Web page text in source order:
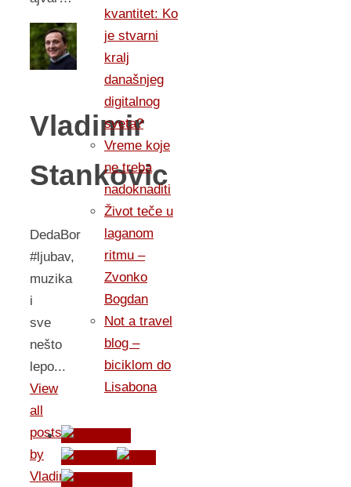
Vladimir
Stankovic
DedaBor
#ljubav,
muzika
i
sve
nešto
lepo...
View
all
posts
by
Vladimir
kvantitet: Ko
je stvarni
kralj
današnjeg
digitalnog
sveta?
Vreme koje
ne treba
nadoknaditi
Život teče u
laganom
ritmu –
Zvonko
Bogdan
Not a travel
blog –
biciklom do
Lisabona